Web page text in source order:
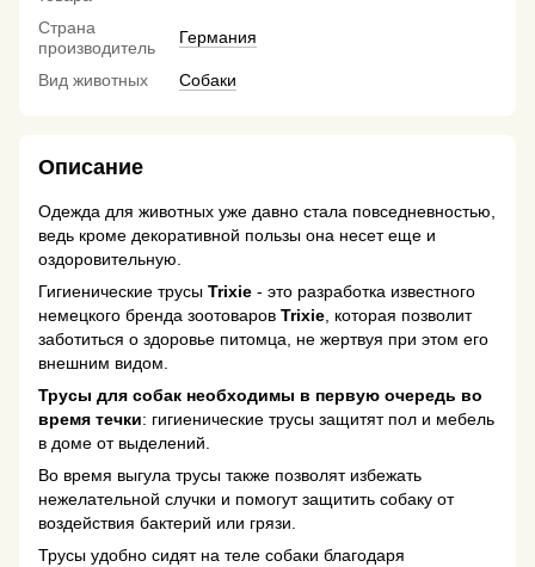
Страна
производитель
Германия
Вид животных Собаки
Описание
Одежда для животных уже давно стала повседневностью,
ведь кроме декоративной пользы она несет еще и
оздоровительную.
Гигиенические трусы Trixie - это разработка известного
немецкого бренда зоотоваров Trixie , которая позволит
заботиться о здоровье питомца, не жертвуя при этом его
внешним видом.
Трусы для собак необходимы в первую очередь во
время течки: гигиенические трусы защитят пол и мебель
в доме от выделений.
Во время выгула трусы также позволят избежать
нежелательной случки и помогут защитить собаку от
воздействия бактерий или грязи.
Трусы удобно сидят на теле собаки благодаря